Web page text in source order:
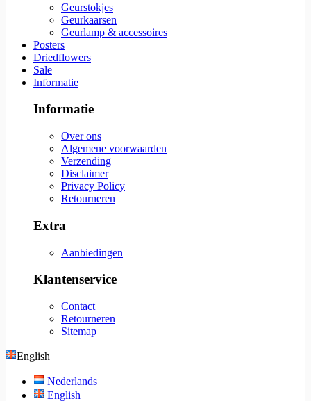
Geurstokjes
Geurkaarsen
Geurlamp & accessoires
Posters
Driedflowers
Sale
Informatie
Informatie
Over ons
Algemene voorwaarden
Verzending
Disclaimer
Privacy Policy
Retourneren
Extra
Aanbiedingen
Klantenservice
Contact
Retourneren
Sitemap
English
Nederlands
English